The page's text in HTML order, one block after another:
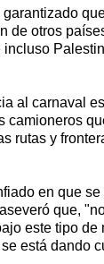
de otros
al carnaval
camioneros
rutas y
en que
que,
este tipo de
está dando